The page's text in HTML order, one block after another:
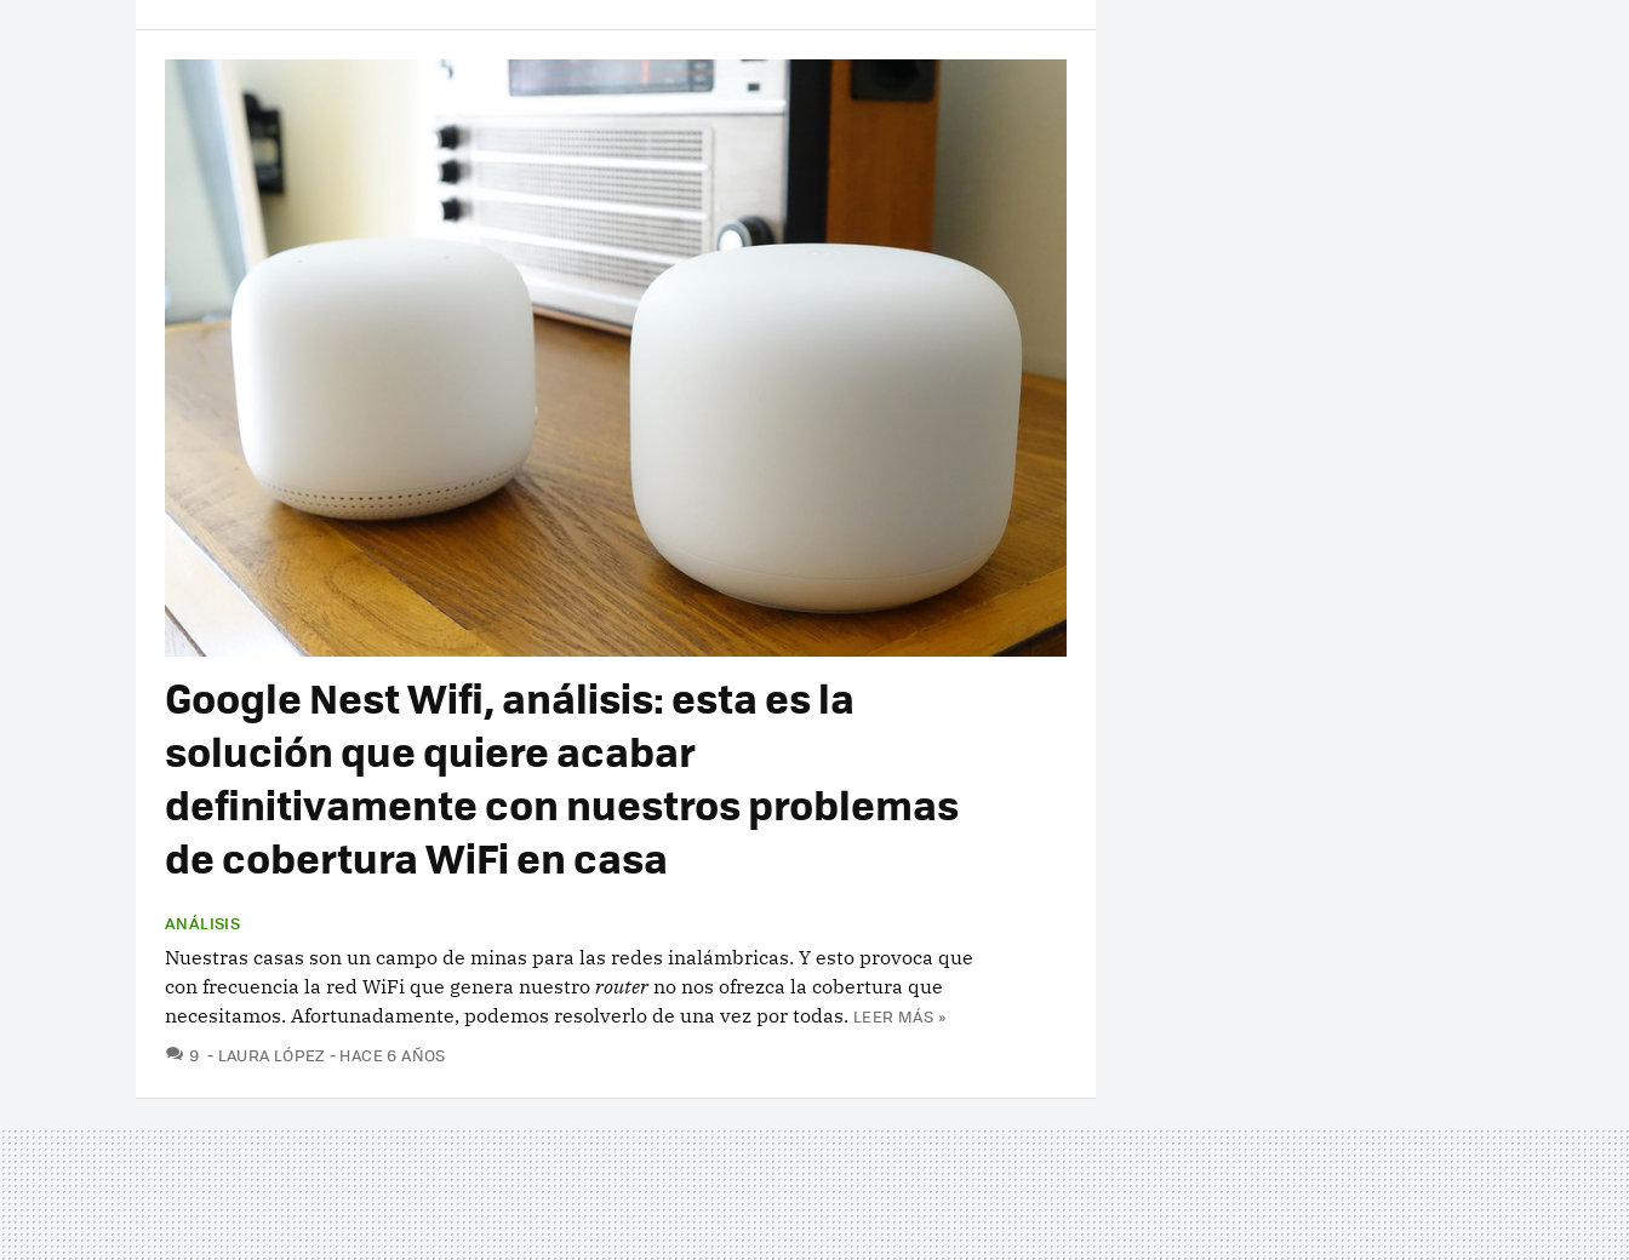
Google Nest Wifi, análisis: esta es la
solución que quiere acabar
definitivamente con nuestros problemas
de cobertura WiFi en casa
ANÁLISIS
Nuestras casas son un campo de minas para las redes inalámbricas. Y esto provoca que
con frecuencia la red WiFi que genera nuestro routerno nos ofrezca la cobertura que
necesitamos. Afortunadamente, podemos resolverlo de una vez por todas. LEER MÁS »
9 COMENTARIOS
LAURA LÓPEZ HACE 6 AÑOS